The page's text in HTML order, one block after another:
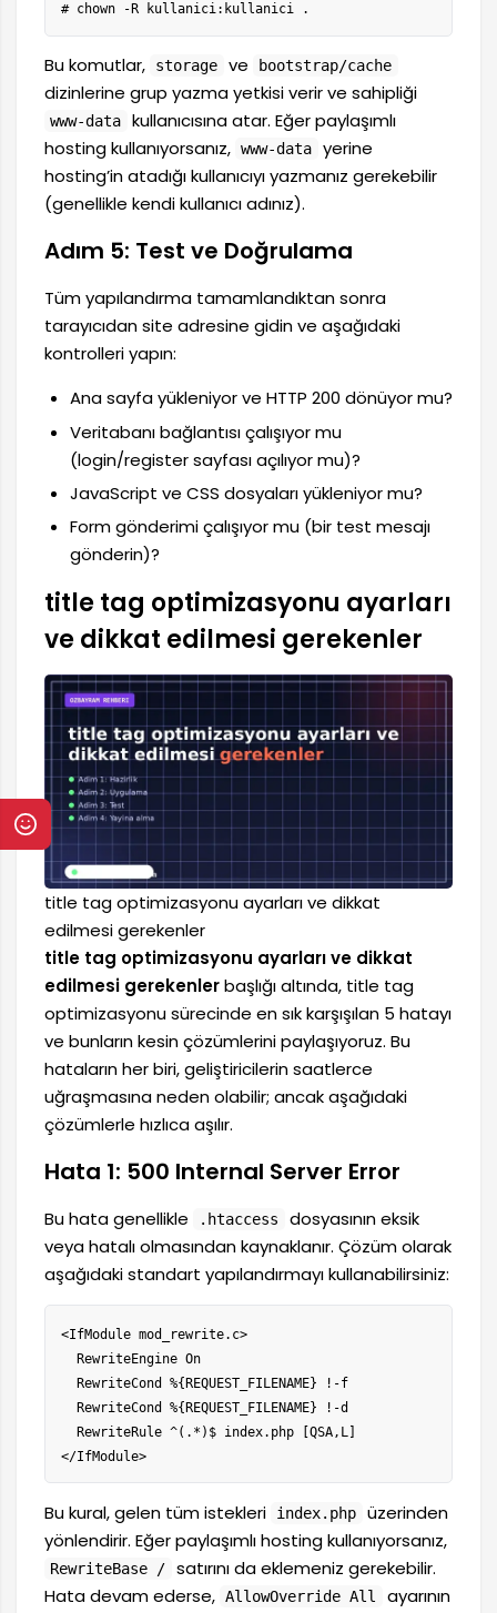
# chown -R kullanici:kullanici .
Bu komutlar, storage ve bootstrap/cache
dizinlerine grup yazma yetkisi verir ve sahipliği
www-data
kullanıcısına atar. Eğer paylaşımlı
hosting kullanıyorsanız, www-data
yerine
hosting’in atadığı kullanıcıyı yazmanız gerekebilir
(genellikle kendi kullanıcı adınız).
Adım 5: Test ve Doğrulama
Tüm yapılandırma tamamlandıktan sonra
tarayıcıdan site adresine gidin ve aşağıdaki
kontrolleri yapın:
Ana sayfa yükleniyor ve HTTP 200 dönüyor mu?
Veritabanı bağlantısı çalışıyor mu
(login/register sayfası açılıyor mu)?
JavaScript ve CSS dosyaları yükleniyor mu?
Form gönderimi çalışıyor mu (bir test mesajı
gönderin)?
title tag optimizasyonu ayarları
ve dikkat edilmesi gerekenler
title tag optimizasyonu ayarları ve dikkat
edilmesi gerekenler
title tag optimizasyonu ayarları ve dikkat
edilmesi gerekenlerbaşlığı altında, title tag
optimizasyonu sürecinde en sık karşışılan 5 hatayı
ve bunların kesin çözümlerini paylaşıyoruz. Bu
hataların her biri, geliştiricilerin saatlerce
uğraşmasına neden olabilir; ancak aşağıdaki
çözümlerle hızlıca aşılır.
Hata 1: 500 Internal Server Error
Bu hata genellikle .htaccess
dosyasının eksik
veya hatalı olmasından kaynaklanır. Çözüm olarak
aşağıdaki standart yapılandırmayı kullanabilirsiniz:
<IfModule mod_rewrite.c>
  RewriteEngine On
  RewriteCond %{REQUEST_FILENAME} !-f
  RewriteCond %{REQUEST_FILENAME} !-d
  RewriteRule ^(.*)$ index.php [QSA,L]
</IfModule>
Bu kural, gelen tüm istekleri index.php
üzerinden
yönlendirir. Eğer paylaşımlı hosting kullanıyorsanız,
RewriteBase /
satırını da eklemeniz gerekebilir.
Hata devam ederse, AllowOverride All
ayarının